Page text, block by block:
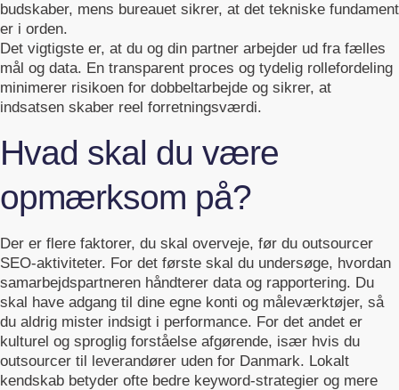
budskaber, mens bureauet sikrer, at det tekniske fundament
er i orden.
Det vigtigste er, at du og din partner arbejder ud fra fælles
mål og data. En transparent proces og tydelig rollefordeling
minimerer risikoen for dobbeltarbejde og sikrer, at
indsatsen skaber reel forretningsværdi.
Hvad skal du være
opmærksom på?
Der er flere faktorer, du skal overveje, før du outsourcer
SEO‑aktiviteter. For det første skal du undersøge, hvordan
samarbejdspartneren håndterer data og rapportering. Du
skal have adgang til dine egne konti og måleværktøjer, så
du aldrig mister indsigt i performance. For det andet er
kulturel og sproglig forståelse afgørende, især hvis du
outsourcer til leverandører uden for Danmark. Lokalt
kendskab betyder ofte bedre keyword‑strategier og mere